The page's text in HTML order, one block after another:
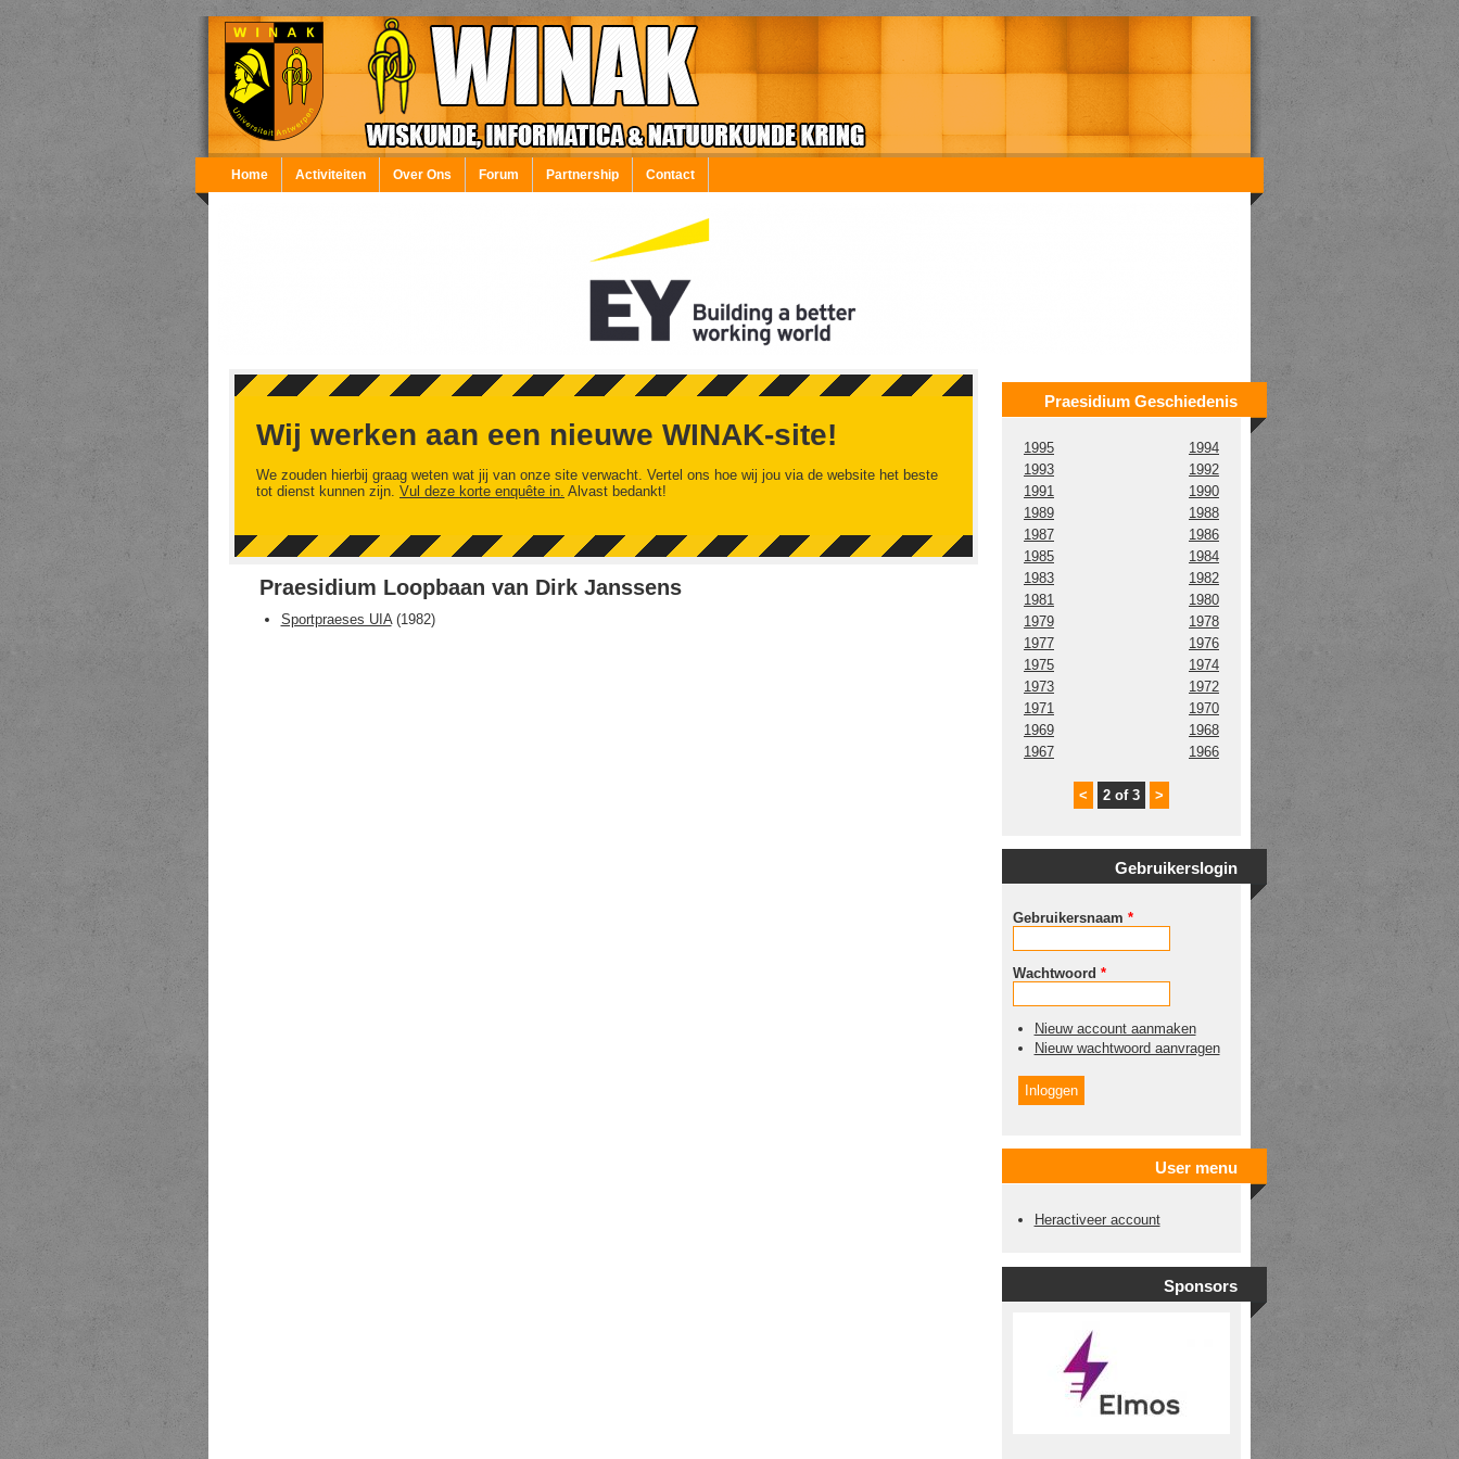
Overslaan en naar de inhoud gaan
Home Activiteiten Over Ons Forum Partnership Contact
Wij werken aan een nieuwe WINAK-site!
We zouden hierbij graag weten wat jij van onze site verwacht. Vertel ons hoe wij jou via de website het beste
tot dienst kunnen zijn. Vul deze korte enquête in. Alvast bedankt!
Praesidium Loopbaan van Dirk Janssens
Sportpraeses UIA(1982)
Praesidium Geschiedenis
1995
1994
1993
1992
1991
1990
1989
1988
1987
1986
1985
1984
1983
1982
1981
1980
1979
1978
1977
1976
1975
1974
1973
1972
1971
1970
1969
1968
1967
1966
< 2 of 3 >
Gebruikerslogin
Gebruikersnaam *
Wachtwoord *
Nieuw account aanmaken
Nieuw wachtwoord aanvragen
User menu
Heractiveer account
Sponsors